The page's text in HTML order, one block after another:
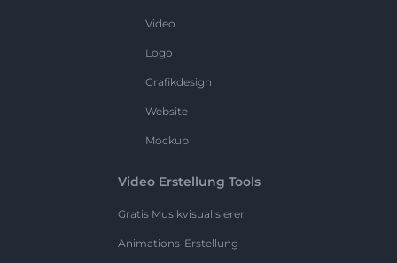
Video
Logo
Grafikdesign
Website
Mockup
Video Erstellung Tools
Gratis Musikvisualisierer
Animations-Erstellung